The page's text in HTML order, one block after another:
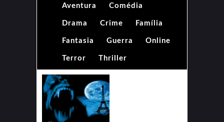
Aventura Comédia
Drama Crime Família
Fantasia Guerra Online
Terror Thriller